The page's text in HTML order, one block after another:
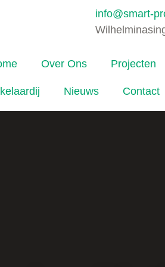
info@smart-
Over Ons Projecten
Nieuws Contact